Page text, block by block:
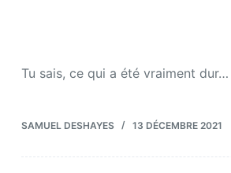
Tu sais, ce qui a été vraiment
SAMUEL DESHAYES 13 DÉCEMBRE 2021